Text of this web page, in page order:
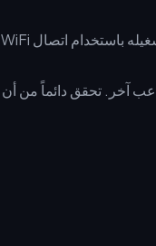
إذا لم تظهر الجواهر بعد 30 دقيقة، أغلق التطبيق تماماً، وانتظر 60 ثانية، ثم أعد تشغيله باستخدام اتصال WiFi
آخر. تحقق دائماً من أن